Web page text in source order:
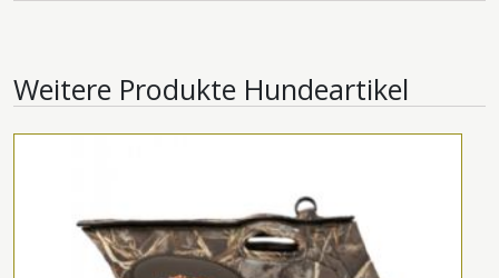
Weitere Produkte Hundeartikel